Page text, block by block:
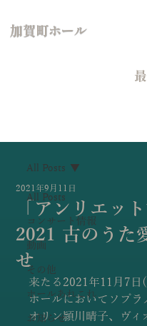
加賀町ホール
All Posts
コンサート情報
動画
その他
ホールあれこれ
お知らせ
All Posts
「アンリエッ
2021 古のうた
せ
2021年9月11日
来たる2021年11月7
ホールにおいてソプラ
オリン頴川晴子、ヴィ